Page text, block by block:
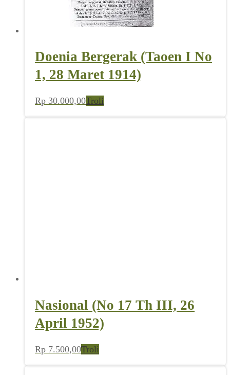
Doenia Bergerak (Taoen I No
1, 28 Maret 1914)
Rp 30.000,00Troli
Nasional (No 17 Th III, 26
April 1952)
Rp 7.500,00Troli